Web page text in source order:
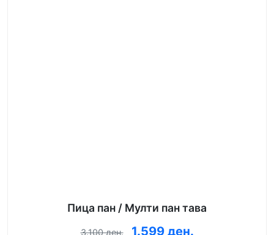
Пица пан / Мулти пан тава
3.100 ден. 1.599 ден.